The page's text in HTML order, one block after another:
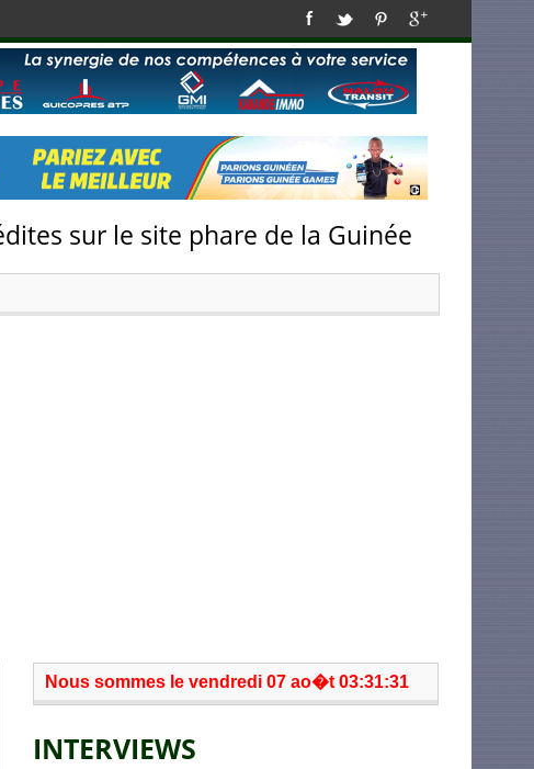
sur le site phare de la Guinée
Nous sommes le vendredi 07 ao�t 03:31:31
INTERVIEWS